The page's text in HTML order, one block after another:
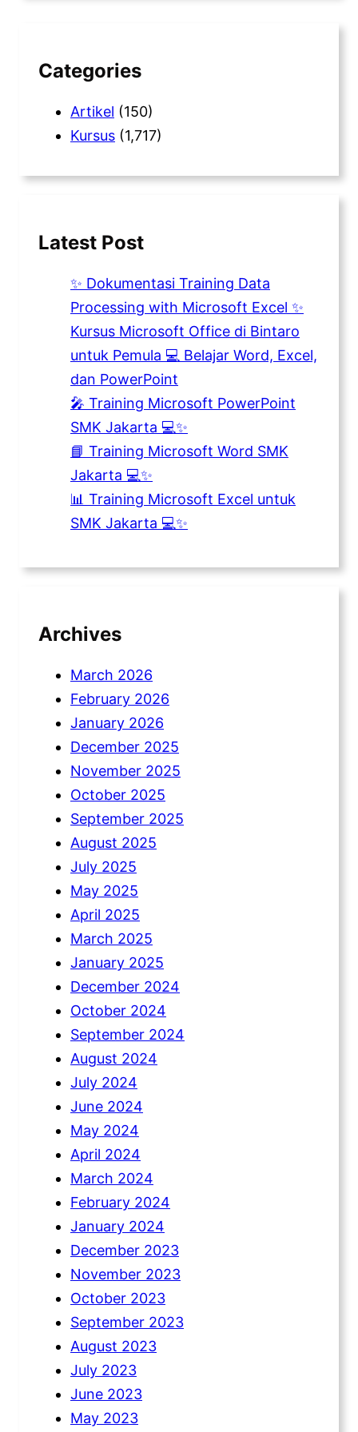
Categories
Artikel (150)
Kursus (1,717)
Latest Post
✨ Dokumentasi Training Data
Processing with Microsoft Excel ✨
Kursus Microsoft Office di Bintaro
untuk Pemula 💻 Belajar Word, Excel,
dan PowerPoint
🎤 Training Microsoft PowerPoint
SMK Jakarta 💻✨
📘 Training Microsoft Word SMK
Jakarta 💻✨
📊 Training Microsoft Excel untuk
SMK Jakarta 💻✨
Archives
March 2026
February 2026
January 2026
December 2025
November 2025
October 2025
September 2025
August 2025
July 2025
May 2025
April 2025
March 2025
January 2025
December 2024
October 2024
September 2024
August 2024
July 2024
June 2024
May 2024
April 2024
March 2024
February 2024
January 2024
December 2023
November 2023
October 2023
September 2023
August 2023
July 2023
June 2023
May 2023